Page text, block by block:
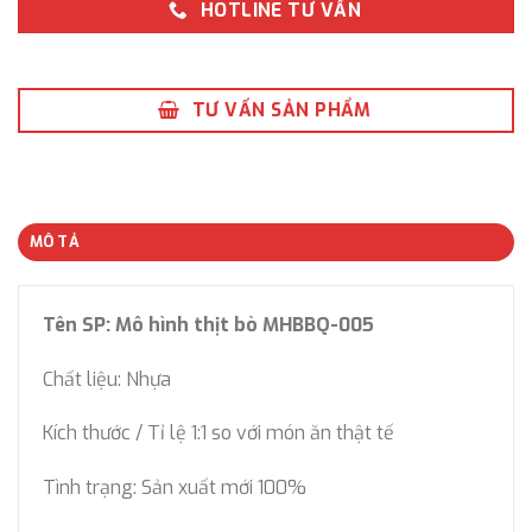
HOTLINE TƯ VẤN
TƯ VẤN SẢN PHẨM
MÔ TẢ
Tên SP: Mô hình thịt bò MHBBQ-005
Chất liệu: Nhựa
Kích thước / Tỉ lệ 1:1 so với món ăn thật tế
Tình trạng: Sản xuất mới 100%